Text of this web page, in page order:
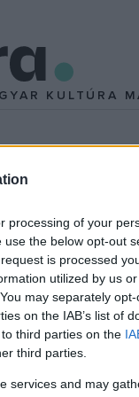
processing of your
the below opt-out
is processed
utilized by us
may separately
on the IAB’s list of
third parties on the
third parties.
services and may
KULTÚRA
gitáros
is.
önéletrajzát az
Louis Partridge